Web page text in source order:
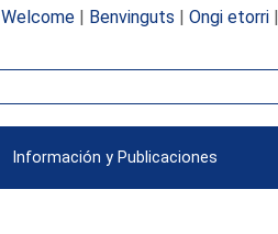
Welcome| Benvinguts | Ongi etorri|
Información y Publicaciones